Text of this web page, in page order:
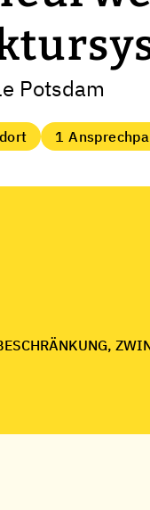
Potsdam
1